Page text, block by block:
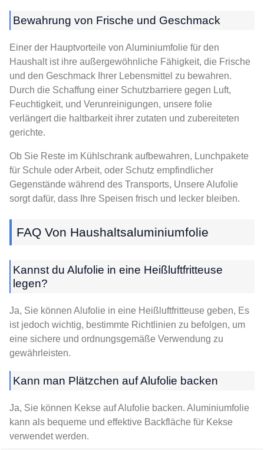
Bewahrung von Frische und Geschmack
Einer der Hauptvorteile von Aluminiumfolie für den
Haushalt ist ihre außergewöhnliche Fähigkeit, die Frische
und den Geschmack Ihrer Lebensmittel zu bewahren.
Durch die Schaffung einer Schutzbarriere gegen Luft,
Feuchtigkeit, und Verunreinigungen, unsere folie
verlängert die haltbarkeit ihrer zutaten und zubereiteten
gerichte.
Ob Sie Reste im Kühlschrank aufbewahren, Lunchpakete
für Schule oder Arbeit, oder Schutz empfindlicher
Gegenstände während des Transports, Unsere Alufolie
sorgt dafür, dass Ihre Speisen frisch und lecker bleiben.
FAQ Von Haushaltsaluminiumfolie
Kannst du Alufolie in eine Heißluftfritteuse
legen?
Ja, Sie können Alufolie in eine Heißluftfritteuse geben, Es
ist jedoch wichtig, bestimmte Richtlinien zu befolgen, um
eine sichere und ordnungsgemäße Verwendung zu
gewährleisten.
Kann man Plätzchen auf Alufolie backen
Ja, Sie können Kekse auf Alufolie backen. Aluminiumfolie
kann als bequeme und effektive Backfläche für Kekse
verwendet werden.